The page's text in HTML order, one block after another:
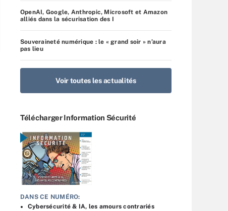
OpenAI, Google, Anthropic, Microsoft et Amazon
alliés dans la sécurisation des I
Souveraineté numérique : le « grand soir » n’aura
pas lieu
Voir toutes les actualités
Télécharger Information Sécurité
DANS CE NUMÉRO:
Cybersécurité & IA, les amours contrariés